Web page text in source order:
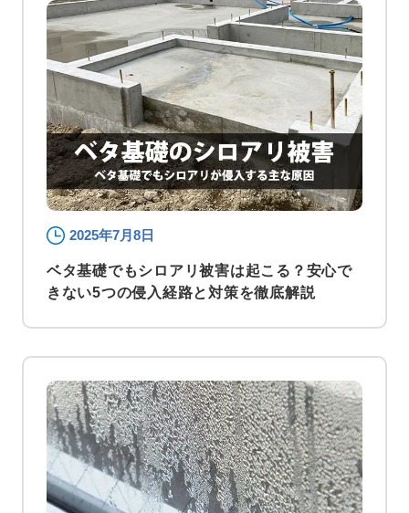
2025年7月8日
ベタ基礎でもシロアリ被害は起こる？安心で
きない5つの侵入経路と対策を徹底解説